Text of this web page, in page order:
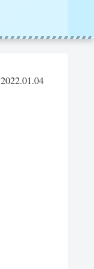
2022.01.04